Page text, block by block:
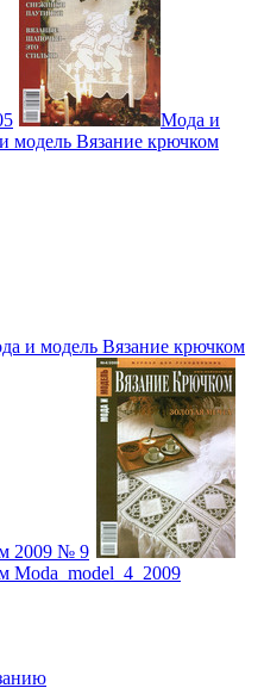
Мода и
модель Вязание крючком
и модель Вязание крючком
2009 № 9
Moda_model_4_2009